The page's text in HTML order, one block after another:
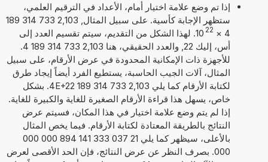
إذا تم وضع علامة اختيار أمام، الأعداد في الترقيم العلمي،
ستظهر الإجابة كأسية. على سبيل المثال, 2,103 733 314 189
4
×
10 22
. لهذا الشكل من التقديم، سيتم تقسيم العدد إلى
أس، إليك 22, والعدد الحقيقي، هنا 2,103 733 314 189 4.
للأجهزة ذات الإمكانية المحدودة في عرض الأرقام، على سبيل
المثال، آلات الجيب الحاسبة، يستطيع الفرد أيضاً إيجاد طرق
لكتابة الأرقام كما يلي 2,103 733 314 189 4E+22. بشكل
خاص، يسهل هذا قراءة الأرقام الصغيرة للغاية والكبيرة للغاية.
إذا لم يتم وضع علامة اختيار في هذا المكان، فسيتم عرض
النتائج بالطريقة المعتادة لكتابة الأرقام. فيما يخص المثال
بالأعلى، سيظهر كما يلي 21 037 333 141 894 000 000
000. بصرف النظر عن عرض النتائج، فإن الحد الأقصى لعرض